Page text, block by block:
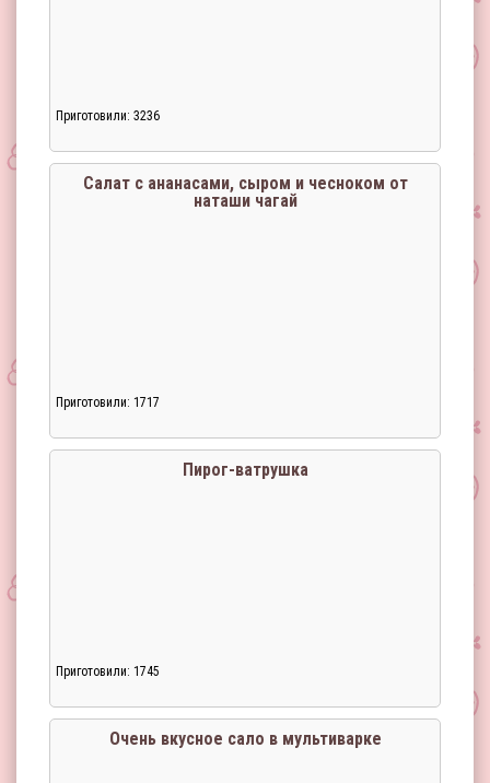
Приготовили: 3236
Салат с ананасами, сыром и чесноком от
наташи чагай
Приготовили: 1717
Пирог-ватрушка
Приготовили: 1745
Очень вкусное сало в мультиварке